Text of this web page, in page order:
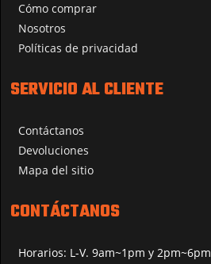
Cómo comprar
Nosotros
Políticas de privacidad
SERVICIO AL CLIENTE
Contáctanos
Devoluciones
Mapa del sitio
CONTÁCTANOS
Horarios: L-V. 9am~1pm y 2pm~6pm